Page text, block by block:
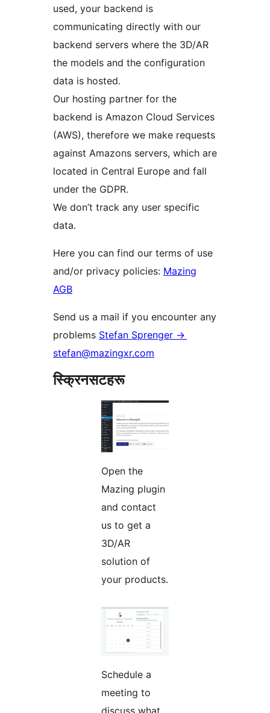
used, your backend is
communicating directly with our
backend servers where the 3D/AR
the models and the configuration
data is hosted.
Our hosting partner for the
backend is Amazon Cloud Services
(AWS), therefore we make requests
against Amazons servers, which are
located in Central Europe and fall
under the GDPR.
We don’t track any user specific
data.
Here you can find our terms of use
and/or privacy policies: Mazing
AGB
Send us a mail if you encounter any
problems Stefan Sprenger ->
stefan@mazingxr.com
स्क्रिनसटहरू
Open the
Mazing plugin
and contact
us to get a
3D/AR
solution of
your products.
Schedule a
meeting to